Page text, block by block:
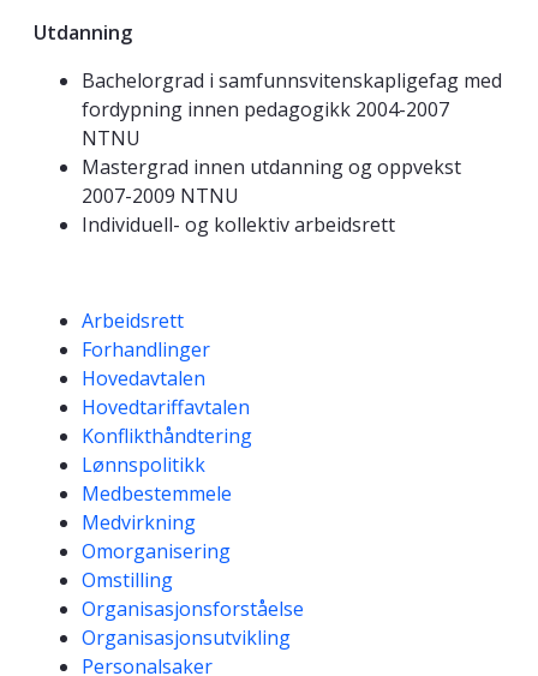
Utdanning
Bachelorgrad i samfunnsvitenskapligefag med
fordypning innen pedagogikk 2004-2007
NTNU
Mastergrad innen utdanning og oppvekst
2007-2009 NTNU
Individuell- og kollektiv arbeidsrett
Kompetanseord
Arbeidsrett
Forhandlinger
Hovedavtalen
Hovedtariffavtalen
Konflikthåndtering
Lønnspolitikk
Medbestemmele
Medvirkning
Omorganisering
Omstilling
Organisasjonsforståelse
Organisasjonsutvikling
Personalsaker